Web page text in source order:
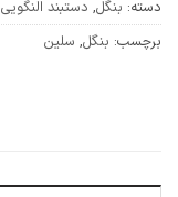
دسته: بنگل, دستبند النگویی
برچسب: بنگل, سلین